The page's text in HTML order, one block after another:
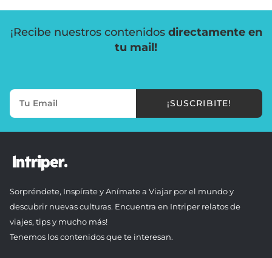
¡Recibe nuestros contenidos directamente en
tu mail!
¡SUSCRIBITE!
Sorpréndete, Inspírate y Anímate a Viajar por el mundo y
descubrir nuevas culturas. Encuentra en Intriper relatos de
viajes, tips y mucho más!
Tenemos los contenidos que te interesan.